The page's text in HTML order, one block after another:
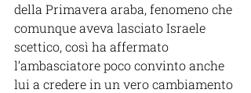
della Primavera araba, fenomeno che
comunque aveva lasciato Israele
scettico, così ha affermato
l’ambasciatore poco convinto anche
lui a credere in un vero cambiamento